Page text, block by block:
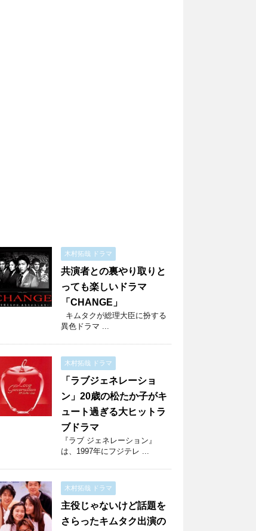
木村拓哉 ドラマ
共演者との裏やり取りと
っても楽しいドラマ
「CHANGE」
キムタクが総理大臣に扮する
異色ドラマ ...
木村拓哉 ドラマ
「ラブジェネレーショ
ン」20歳の松たか子がキ
ュート過ぎる大ヒットラ
ブドラマ
『ラブ ジェネレーション』
は、1997年にフジテレ ...
木村拓哉 ドラマ
主役じゃないけど話題を
さらったキムタク出演の